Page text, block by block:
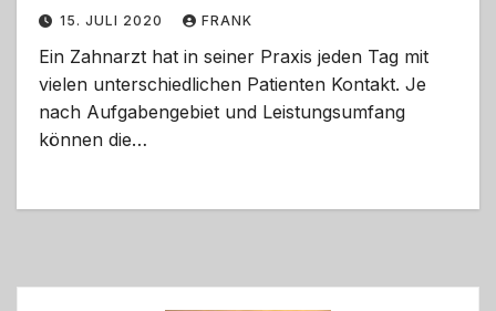
15. JULI 2020 FRANK
Ein Zahnarzt hat in seiner Praxis jeden Tag mit
vielen unterschiedlichen Patienten Kontakt. Je
nach Aufgabengebiet und Leistungsumfang
können die…